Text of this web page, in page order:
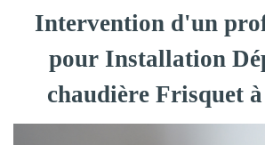
Intervention d'un
pour Installation
chaudière Frisquet